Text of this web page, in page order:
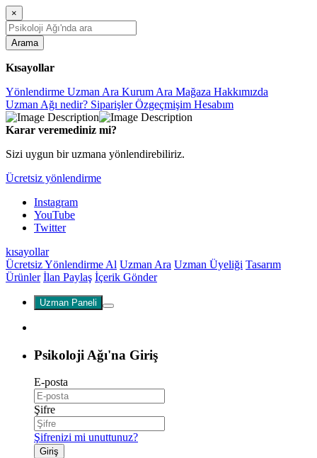
×
Arama
Kısayollar
Yönlendirme Uzman Ara Kurum Ara Mağaza Hakkımızda
Uzman Ağı nedir? SiparişlerÖzgeçmişim Hesabım
Karar veremediniz mi?
Sizi uygun bir uzmana yönlendirebiliriz.
Ücretsiz yönlendirme
Instagram
YouTube
Twitter
kısayollar
Ücretsiz Yönlendirme Al Uzman Ara Uzman Üyeliği Tasarım
Ürünler İlan Paylaş İçerik Gönder
Uzman Paneli
Psikoloji Ağı'na Giriş
E-posta
Şifre
Şifrenizi mi unuttunuz?
Giriş